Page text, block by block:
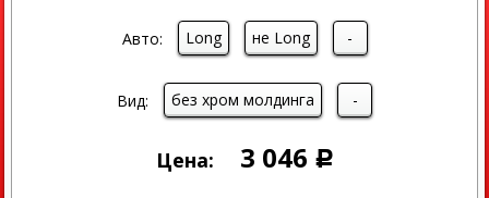
Авто: Long не Long -
Вид: без хром молдинга -
Цена: 3 046 Р